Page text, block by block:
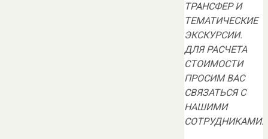
ТРАНСФЕР И
ТЕМАТИЧЕСКИЕ
ЭКСКУРСИИ.
ДЛЯ РАСЧЕТА
СТОИМОСТИ
ПРОСИМ ВАС
СВЯЗАТЬСЯ С
НАШИМИ
СОТРУДНИКАМИ.